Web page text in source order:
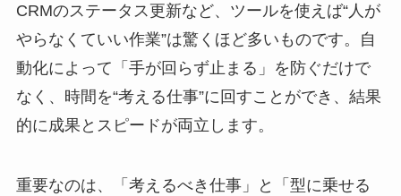
CRMのステータス更新など、ツールを使えば“人が
やらなくていい作業”は驚くほど多いものです。自
動化によって「手が回らず止まる」を防ぐだけで
なく、時間を“考える仕事”に回すことができ、結果
的に成果とスピードが両立します。
重要なのは、「考えるべき仕事」と「型に乗せる